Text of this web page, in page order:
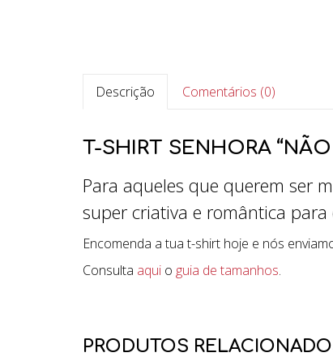
Descrição Comentários (0)
T-SHIRT SENHORA
Para aqueles que querem ser
super criativa e romântica
Encomenda a tua t-shirt hoje e nós
Consulta aqui o guia de tamanhos.
PRODUTOS